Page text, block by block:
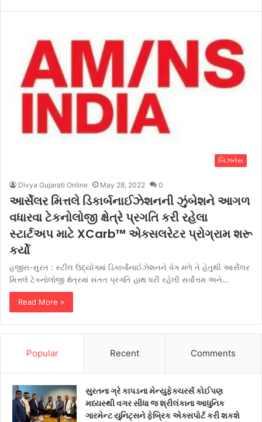
બિઝનેસ
Divya Gujarati Online May 28, 2022 0
આર્સેલર મિત્તલે ડિકાર્બનાઈઝેશનની ઝુંબેશને આગળ
વધારવા ટેકનોલોજી ક્ષેત્રે પ્રગતિ કરી રહેલા
સ્ટાર્ટઅપ માટે XCarb™ એક્સલરેટર પ્રોગ્રામ શરૂ
કર્યો
હજીરા-સુરત : સ્ટીલ ઉદ્યોગમાં ડિકાર્બોનાઈઝેશનને વેગ મળે તે હેતુથી આર્સેલર
મિત્તલે ટેકનોલોજી ક્ષેત્રમાં સતત પ્રગતિ હાથ ધરી રહેલી સર્વોત્તમ અને…
Read More »
Popular Recent Comments
સુરતના ગ્રે કાપડના મેન્યુફેક્ચરર્સ કોઈપણ
મધ્યસ્થી વગર સીધા જ શ્રીલંકાના આધુનિક
ગારમેન્ટ યુનિટ્સને ફેબ્રિક એક્સપોર્ટ કરી શકશે